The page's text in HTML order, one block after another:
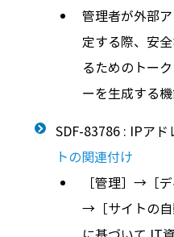
管理者が外部
定する際、安
るためのトー
ーを生成する
SDF-83786 : IPアド
トの関連付け
［管理］→［
→［サイトの自